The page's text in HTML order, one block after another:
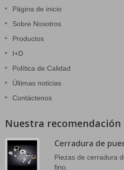
Página de inicio
Sobre Nosotros
Productos
I+D
Política de Calidad
Últimas noticias
Contáctenos
Nuestra recomendación
Cerradura de
Piezas de cerradura
fino.